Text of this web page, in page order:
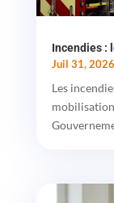
Incendies :
Juil 31, 2026
Les